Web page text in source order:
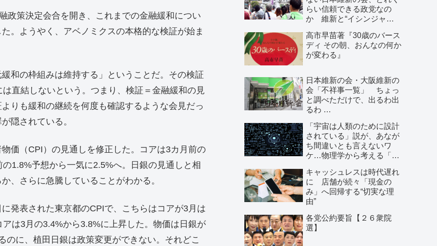
政策決定会合を開き、これまでの金融緩和につい
。ようやく、アベノミクスの本格的な検証が始ま
和の枠組みは維持する」ということだ。その検証
直結しないという。つまり、検証＝金融緩和の見
りも緩和の継続を何度も確認するような会見だっ
隠されている。
価（CPI）の見通しを修正した。コアは3カ月前の
1.8%予想から一気に2.5%へ。日銀の見通しと相
、さらに急騰していることがわかる。
発表された東京都のCPIで、こちらはコアが3月は
は3月の3.4%から3.8%に上昇した。物価は日銀が
に、植田日銀は政策変更ができない。それどこ
らい信頼できる政党なの
か 維新と“イシンジャ
る、大阪で起きていること
高市早苗著『30歳のバース
ディ その朝、おんなの何か
が変わる』
日本維新の会・大阪維新の
会「不祥事一覧」 ちょっ
と調べただけで、出るわ出
るわ …
「宇宙は人類のために設計
されている」説が、あなが
ち間違いとも言えないワ
ケ…物理学から考える「こ
キャッシュレスは時代遅れ
に 店舗が続々「現金の
み」へ回帰する“切実な理
由”
各党公約要旨【２６衆院
選】